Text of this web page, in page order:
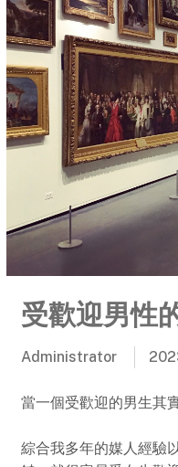
受歡迎男性
Administrator
當一個受歡迎的男生其
綜合我多年的媒人經驗